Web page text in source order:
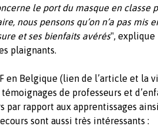
le port du masque en classe
nous pensons qu’on n’a pas mis
et ses bienfaits avérés", explique
plaignants.
en Belgique (lien de l’article et la
de professeurs et
par rapport aux apprentissages
sont aussi très intéressants :